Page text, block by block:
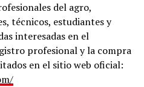
del agro,
técnicos, estudiantes y
interesadas en el
profesional y la compra
en el sitio web oficial: